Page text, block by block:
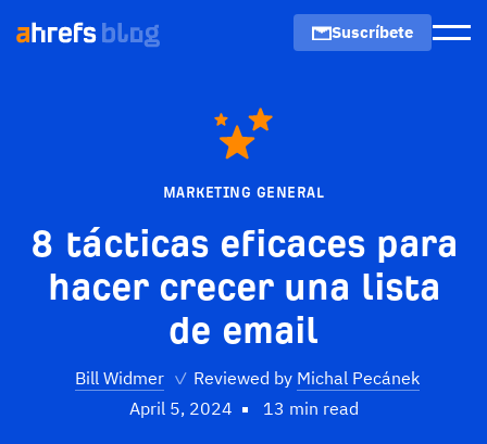
Suscríbete
MARKETING GENERAL
8 tácticas eficaces para
hacer crecer una lista
de email
Bill Widmer ✓ Reviewed by Michal Pecánek
April 5, 2024
13 min read